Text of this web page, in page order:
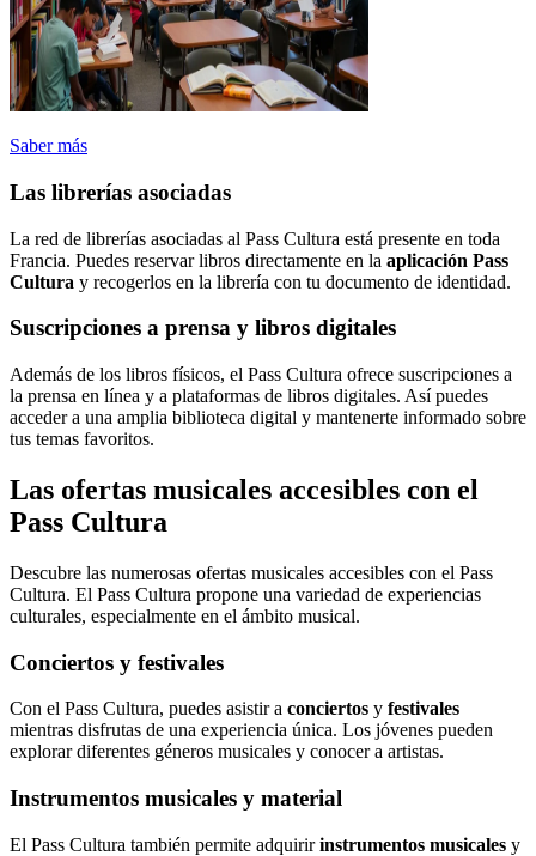
Saber más
Las librerías asociadas
La red de librerías asociadas al Pass Cultura está presente en toda
Francia. Puedes reservar libros directamente en la aplicación Pass
Cultura y recogerlos en la librería con tu documento de identidad.
Suscripciones a prensa y libros digitales
Además de los libros físicos, el Pass Cultura ofrece suscripciones a
la prensa en línea y a plataformas de libros digitales. Así puedes
acceder a una amplia biblioteca digital y mantenerte informado sobre
tus temas favoritos.
Las ofertas musicales accesibles con el
Pass Cultura
Descubre las numerosas ofertas musicales accesibles con el Pass
Cultura. El Pass Cultura propone una variedad de experiencias
culturales, especialmente en el ámbito musical.
Conciertos y festivales
Con el Pass Cultura, puedes asistir a conciertos y festivales
mientras disfrutas de una experiencia única. Los jóvenes pueden
explorar diferentes géneros musicales y conocer a artistas.
Instrumentos musicales y material
El Pass Cultura también permite adquiririnstrumentos musicales y